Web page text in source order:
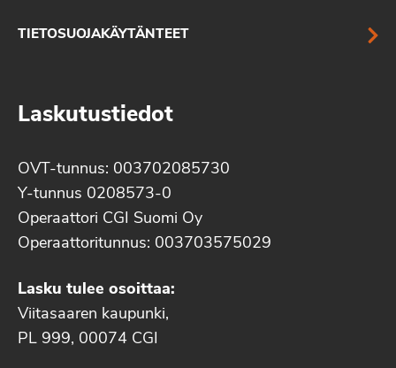
TIETOSUOJAKÄYTÄNTEET
Laskutustiedot
OVT-tunnus: 003702085730
Y-tunnus 0208573-0
Operaattori CGI Suomi Oy
Operaattoritunnus: 003703575029
Lasku tulee osoittaa:
Viitasaaren kaupunki,
PL 999, 00074 CGI